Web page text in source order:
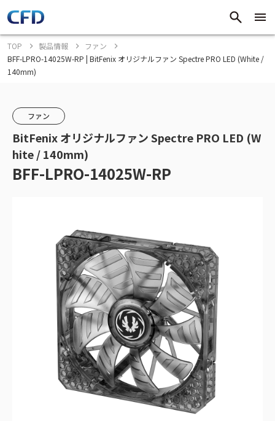
TOP 製品情報
ファン
BFF-LPRO-14025W-RP | BitFenix オリジナルファン Spectre PRO LED (White /
140mm)
ファン
BitFenix オリジナルファン Spectre PRO LED (W
hite / 140mm)
BFF-LPRO-14025W-RP